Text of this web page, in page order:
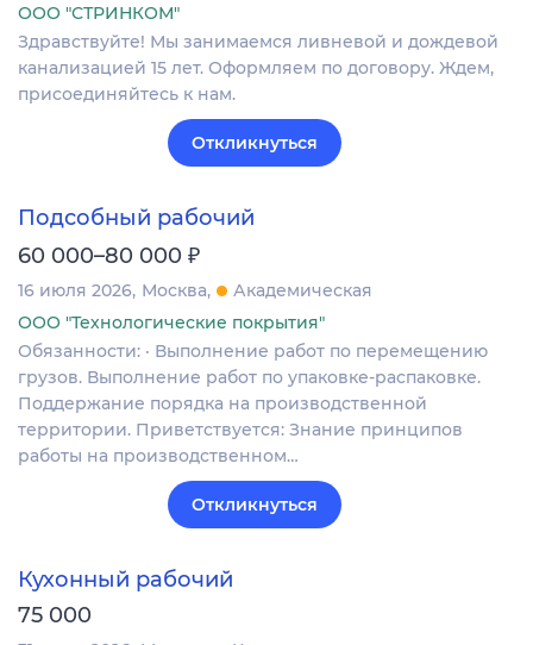
ООО "СТРИНКОМ"
Здравствуйте! Мы занимаемся ливневой и дождевой
канализацией 15 лет. Оформляем по договору. Ждем,
присоединяйтесь к нам.
Откликнуться
Подсобный рабочий
60 000–80 000 ₽
16 июля 2026 Москва
Академическая
ООО "Технологические покрытия"
Обязанности: · Выполнение работ по перемещению
грузов. Выполнение работ по упаковке-распаковке.
Поддержание порядка на производственной
территории. Приветствуется: Знание принципов
работы на производственном…
Откликнуться
Кухонный рабочий
75 000